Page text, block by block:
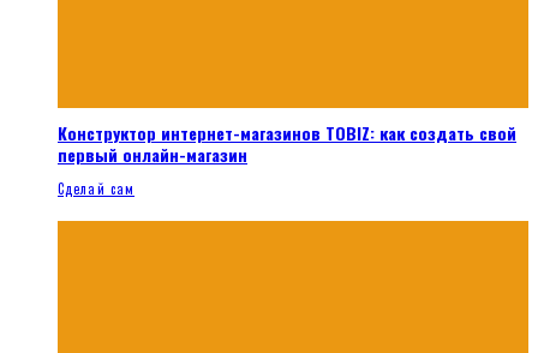
Конструктор интернет-магазинов TOBIZ: как создать свой
первый онлайн-магазин
Сделай сам